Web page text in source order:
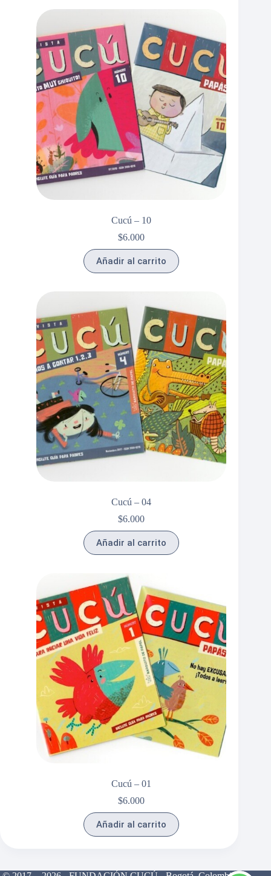
Cucú – 10
$6.000
Añadir al carrito
Cucú – 04
$6.000
Añadir al carrito
Cucú – 01
$6.000
Añadir al carrito